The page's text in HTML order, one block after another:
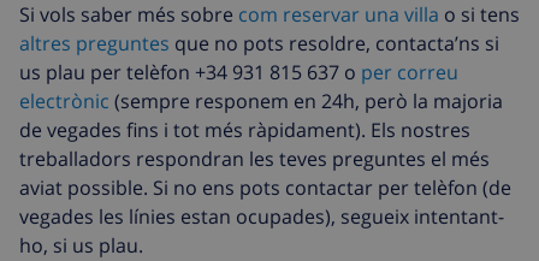
Fons de
cancel·lació :
4.80% De la quantitat total
Si vols saber més sobre com reservar una villa o si tens
altres preguntes que no pots resoldre, contacta’ns si
us plau per telèfon +34 931 815 637 o per correu
electrònic (sempre responem en 24h, però la majoria
de vegades fins i tot més ràpidament). Els nostres
treballadors respondran les teves preguntes el més
aviat possible. Si no ens pots contactar per telèfon (de
vegades les línies estan ocupades), segueix intentant-
ho, si us plau.